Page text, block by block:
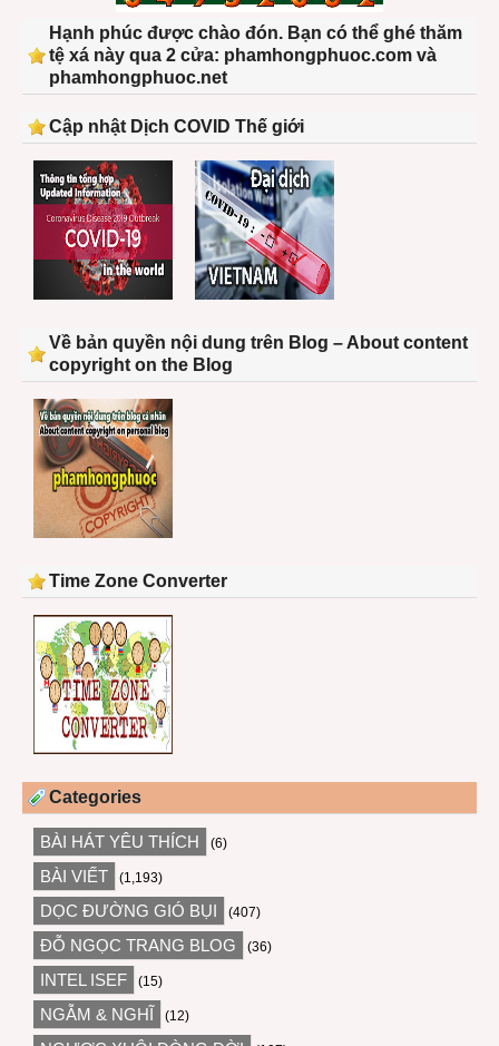
Hạnh phúc được chào đón. Bạn có thể ghé thăm
tệ xá này qua 2 cửa: phamhongphuoc.com và
phamhongphuoc.net
Cập nhật Dịch COVID Thế giới
Về bản quyền nội dung trên Blog – About content
copyright on the Blog
Time Zone Converter
Categories
BÀI HÁT YÊU THÍCH (6)
BÀI VIẾT (1,193)
DỌC ĐƯỜNG GIÓ BỤI (407)
ĐỖ NGỌC TRANG BLOG (36)
INTEL ISEF (15)
NGẪM & NGHĨ (12)